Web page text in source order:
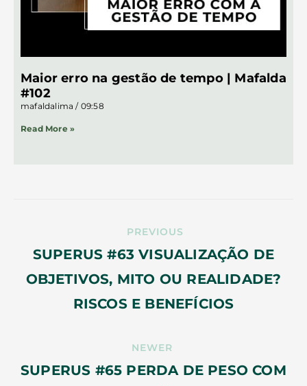
Maior erro na gestão de tempo | Mafalda
#102
mafaldalima 09:58
Read More »
PREVIOUS
SUPERUS #63 VISUALIZAÇÃO DE
OBJETIVOS, MITO OU REALIDADE?
RISCOS E BENEFÍCIOS
NEWER
SUPERUS #65 PERDA DE PESO COM